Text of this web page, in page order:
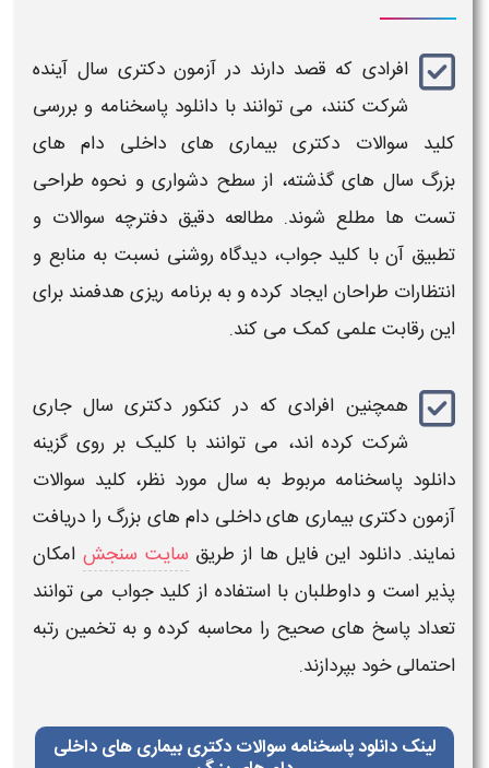
افرادی که قصد دارند درآزمون دکتری سال آینده
شرکت کنند، می‌ توانند با دانلود پاسخنامه و بررسی
کلید سوالات دکتری بیماری های داخلی دام های
بزرگ سال‌ های گذشته، از سطح دشواری و نحوه طراحی
تست‌ ها مطلع شوند. مطالعه دقیق دفترچه سوالات و
تطبیق آن با کلید جواب، دیدگاه روشنی نسبت به منابع و
انتظارات طراحان ایجاد کرده و به برنامه‌ ریزی هدفمند برای
این رقابت علمی کمک می‌ کند.
همچنین افرادی که در کنکور دکتری سال جاری
شرکت کرده‌ اند، می‌ توانند با کلیک بر روی گزینه
دانلود پاسخنامه مربوط به سال مورد نظر، کلید سوالات
آزمون دکتری بیماری های داخلی دام های بزرگ را دریافت
نمایند. دانلود این فایل‌ ها از طریق سایت سنجش امکان‌
پذیر است و داوطلبان با استفاده از کلید جواب می‌ توانند
تعداد پاسخ‌ های صحیح را محاسبه کرده و به تخمین رتبه
احتمالی خود بپردازند.
لینک دانلود پاسخنامه سوالات دکتری بیماری های داخلی